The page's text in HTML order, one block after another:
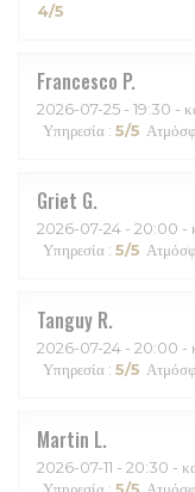
4/5
Francesco P
2026-07-25 - 19:30 -
Υπηρεσία : 5/5
Griet G
2026-07-24 - 20:00 -
Υπηρεσία : 5/5
Tanguy R
2026-07-24 - 20:00 -
Υπηρεσία : 5/5
Martin L
2026-07-11 - 20:30 -
Υπηρεσία : 5/5